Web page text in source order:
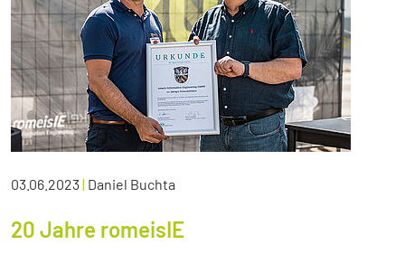
03.06.2023| Daniel Buchta
20 Jahre romeisIE